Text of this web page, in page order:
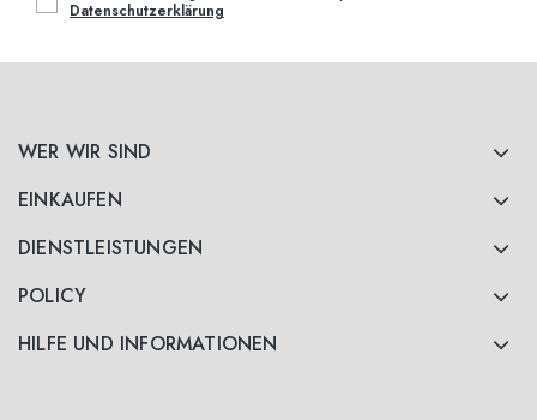
WER WIR SIND
EINKAUFEN
DIENSTLEISTUNGEN
POLICY
HILFE UND INFORMATIONEN
Datenschutzerklärung